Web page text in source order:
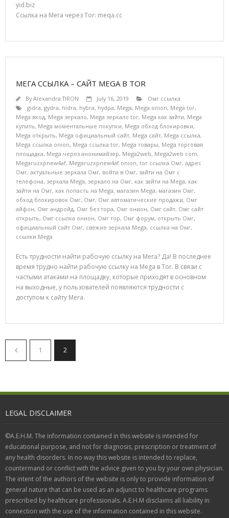
yid.biz
Ссылка на Мега через Tor: meqa.cc
МЕГА ССЫЛКА – САЙТ MEGA В TOR
ByAlexandra TIRON July 16, 2019
Омг ссылка
gidra, gydra, hidra, hybra, hydpa, Mega, Mega onion, Mega tor,
Mega вход, Mega зеркало, Mega зеркало tor, Mega как зайти, Mega
купить, Mega моментальные покупки, Mega обход блокировки,
Mega открыть, Mega официальный сайт, Mega сайт, Mega ссылка,
Mega ссылка onion, Mega ссылка tor, Mega товары, Mega торговая
площадка, Mega через анонимайзер, Mega2web, Mega2web com,
Megaruzxpnew4af, Megaruzxpnew4af onion, tor ссылка Омг, адрес
Омг, актуальные зеркала Омг, войти в Омг, зайти на Омг с
телефона, зеркала Mega, зеркало на Омг, как зайти на Mega, как
зайти на Омг, как попасть на Mega, магазин Mega, магазин Омг,
обход блокировок Омг, Омг, Омг автоматические продажи, Омг
айфон, Омг андройд, Омг без тора, Омг онион, Омг сайт, Омг сайт
открыть, Омг ссылка онион, Омг тор, Омг форум, открыть Омг,
официальный сайт Омг, свежие зеркала Mega, ссылка на Омг,
ссылки Mega
Есть трудности найти рабочую ссылку на Мега? Да! В последнее
время трудно найти рабочую ссылку на Mega в Tor. В связи с
частыми атаками на площадку, которые приходят в основном
на выходные, у пользователей появляются трудности с
доступом к сайту Мега.
1 2
LEGAL DISCLAIMER
©A.E.H.M. The information contained in this website is intended for
educational purpose, and not for diagnosis, prescription or treatment of
any health disorders. In no way this website is intended to replace,
countermand or conflict with the advice given to you by your own physician.
The intent of the authors of the website is only to provide information of
general nature that can be used as an adjunct to healthcare programs
prescribed by healthcare professionals. A.E.H.M disclaims all liability in
connection with the use of the information contained in this website.